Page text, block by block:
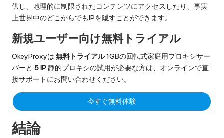
供し、地理的に制限されたコンテンツにアクセスしたり、事実
上世界中のどこからでもIPを隠すことができます。
新規ユーザー向け無料トライアル
OkeyProxyは 無料トライアル1GBの回転式家庭用プロキシサー
バーと 5 IP静的プロキシの試用が必要な方は、オンラインで直
接サポートにお問い合わせください。
今すぐ無料体験
結論